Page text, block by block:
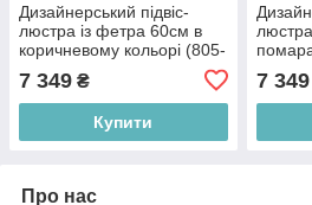
Дизайнерський підвіс-
люстра із фетра 60см в
коричневому кольорі (805-
7 349 ₴
Купити
7 349
Про нас